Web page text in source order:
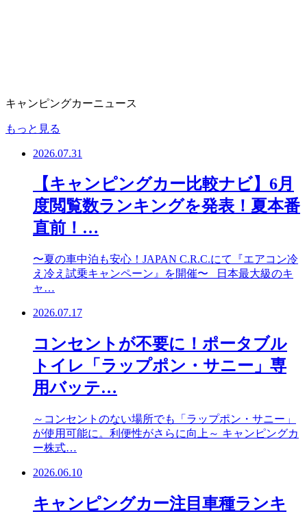
キャンピングカーニュース
もっと見る
2026.07.31
【キャンピングカー比較ナビ】6月
度閲覧数ランキングを発表！夏本番
直前！…
〜夏の車中泊も安心！JAPAN C.R.C.にて『エアコン冷
え冷え試乗キャンペーン』を開催〜 日本最大級のキ
ャ…
2026.07.17
コンセントが不要に！ポータブル
トイレ「ラップポン・サニー」専
用バッテ…
～コンセントのない場所でも「ラップポン・サニー」
が使用可能に。利便性がさらに向上～ キャンピングカ
ー株式…
2026.06.10
キャンピングカー注目車種ランキ